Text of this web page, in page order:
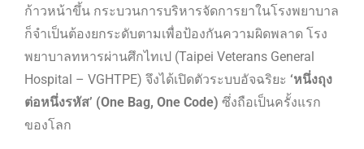
ก้าวหน้าขึ้น กระบวนการบริหารจัดการยาในโรงพยาบาล
ก็จำเป็นต้องยกระดับตามเพื่อป้องกันความผิดพลาด โรง
พยาบาลทหารผ่านศึกไทเป (Taipei Veterans General
Hospital – VGHTPE) จึงได้เปิดตัวระบบอัจฉริยะ ‘หนึ่งถุง
ต่อหนึ่งรหัส’ (One Bag, One Code) ซึ่งถือเป็นครั้งแรก
ของโลก